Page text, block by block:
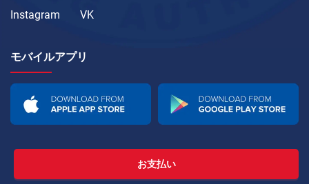
Instagram
VK
モバイルアプリ
お支払い